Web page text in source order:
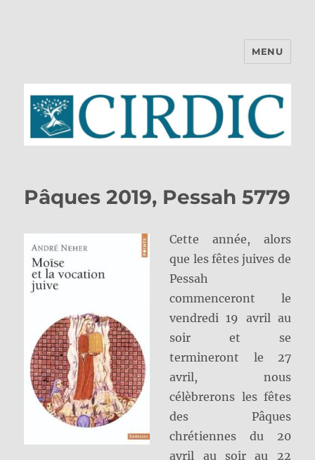
MENU
Pâques 2019, Pessah 5779
Cette année, alors
que les fêtes juives de
Pessah
commenceront le
vendredi 19 avril au
soir et se
termineront le 27
avril, nous
célèbrerons les fêtes
des Pâques
chrétiennes du 20
avril au soir au 22